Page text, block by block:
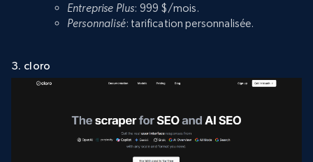
Entreprise Plus: 999 $/mois.
Personnalisé: tarification personnalisée.
3. cloro